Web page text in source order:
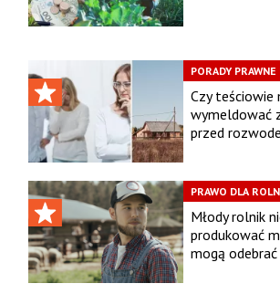
PORADY PRAWNE
Czy teściowie
wymeldować
przed
PRAWO DLA
Młody rolnik
produkować
mogą